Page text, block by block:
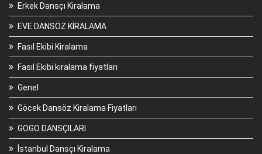
Erkek Dansçı Kiralama
EVE DANSÖZ KİRALAMA
Fasıl Ekibi Kiralama
Fasıl Ekibi kiralama fiyatları
Genel
Göcek Dansöz Kiralama Fiyatları
GOGO DANSÇILARI
İstanbul Dansçı Kiralama